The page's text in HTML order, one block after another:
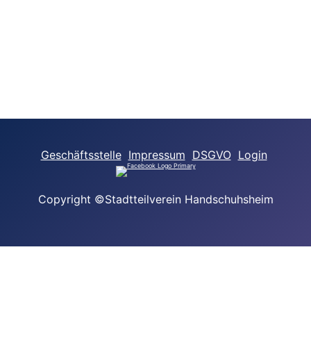
Geschäftsstelle Impressum DSGVO Login
Copyright ©Stadtteilverein Handschuhsheim